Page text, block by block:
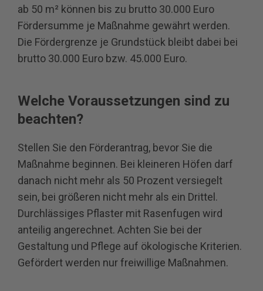
ab 50 m² können bis zu brutto 30.000 Euro
Fördersumme je Maßnahme gewährt werden.
Die Fördergrenze je Grundstück bleibt dabei bei
brutto 30.000 Euro bzw. 45.000 Euro.
Welche Voraussetzungen sind zu
beachten?
Stellen Sie den Förderantrag, bevor Sie die
Maßnahme beginnen. Bei kleineren Höfen darf
danach nicht mehr als 50 Prozent versiegelt
sein, bei größeren nicht mehr als ein Drittel.
Durchlässiges Pflaster mit Rasenfugen wird
anteilig angerechnet. Achten Sie bei der
Gestaltung und Pflege auf ökologische Kriterien.
Gefördert werden nur freiwillige Maßnahmen.